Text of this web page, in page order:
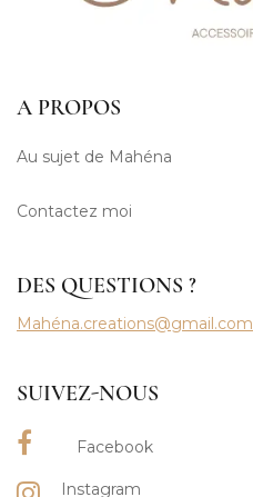
A PROPOS
Au sujet de Mahéna
Contactez moi
DES QUESTIONS ?
Mahéna.creations@gmail.com
SUIVEZ-NOUS
Facebook
Instagram